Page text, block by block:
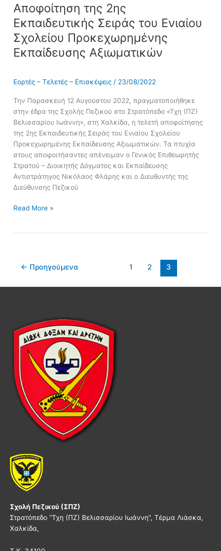
Αποφοίτηση της 2ης
Εκπαιδευτικής Σειράς του Ενιαίου
Σχολείου Προκεχωρημένης
Εκπαίδευσης Αξιωματικών
Εορτές – Τελετές – Επισκέψεις / 23/08/2022
Την Παρασκευή 12 Αυγούστου 2022, πραγματοποιήθηκε
στην έδρα της Σχολής Πεζικού στο Στρατόπεδο «Τχη (ΠΖ)
Βελισσαρίου Ιωάννη», στη Χαλκίδα, η τελετή αποφοίτησης
της 2ης Εκπαιδευτικής Σειράς του Ενιαίου Σχολείου
Προκεχωρημένης Εκπαίδευσης Αξιωματικών. Τα πτυχία
στους αποφοιτήσαντες απένειμαν ο Γενικός Επιθεωρητής
Στρατού – Διοικητής Δόγματος και Εκπαίδευσης
Αντιστράτηγος Νικόλαος Φλάρης και ο Διευθυντής της
Διεύθυνσης Πεζικού
Read More »
← Προηγούμενα 1 2 3
Σχολή Πεζικού (ΣΠΖ)
Στρατόπεδο “Τχη (ΠΖ) Βελισσαρίου Ιωάννη”, Τέρμα Λιάσκα,
Χαλκίδα,